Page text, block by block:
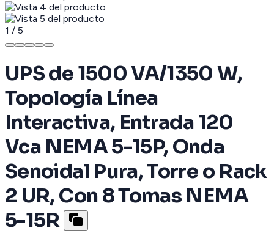
1 / 5
UPS de 1500 VA/1350 W,
Topología Línea
Interactiva, Entrada 120
Vca NEMA 5-15P, Onda
Senoidal Pura, Torre o Rack
2 UR, Con 8 Tomas NEMA
5-15R